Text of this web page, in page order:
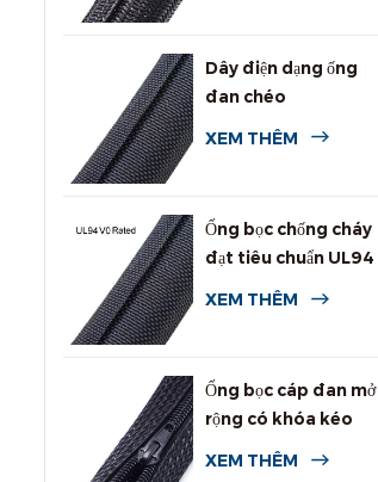
Dây điện dạng ống
đan chéo
XEM THÊM
Ống bọc chống cháy
đạt tiêu chuẩn UL94
XEM THÊM
Ống bọc cáp đan mở
rộng có khóa kéo
XEM THÊM